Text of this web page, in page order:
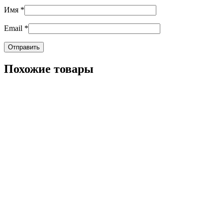
Имя *
Email *
Похожие товары